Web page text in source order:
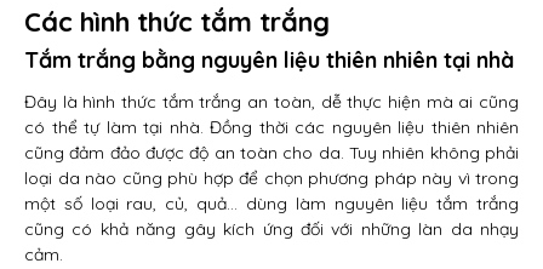
Các hình thức tắm trắng
Tắm trắng bằng nguyên liệu thiên nhiên tại nhà
Đây là hình thức tắm trắng an toàn, dễ thực hiện mà ai cũng
có thể tự làm tại nhà. Đồng thời các nguyên liệu thiên nhiên
cũng đảm đảo được độ an toàn cho da. Tuy nhiên không phải
loại da nào cũng phù hợp để chọn phương pháp này vì trong
một số loại rau, củ, quả… dùng làm nguyên liệu tắm trắng
cũng có khả năng gây kích ứng đối với những làn da nhạy
cảm.